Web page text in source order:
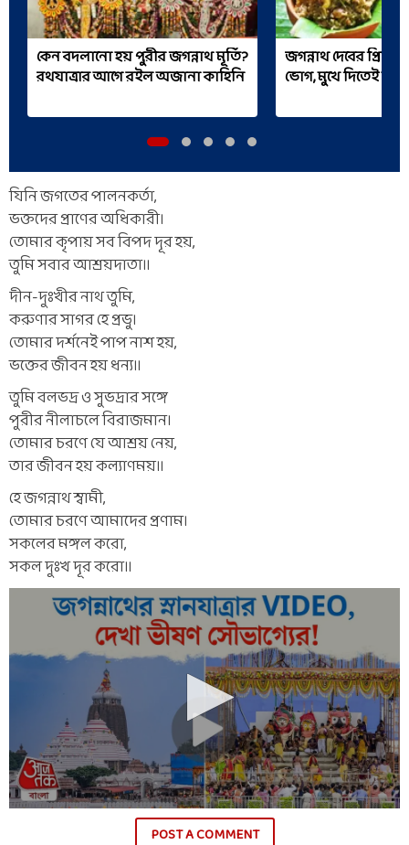
কেন বদলানো হয় পুরীর জগন্নাথ মূর্তি?
রথযাত্রার আগে রইল অজানা কাহিনি
জগন্নাথ দেবের প্রিয়
ভোগ, মুখে দিতেই
যিনি জগতের পালনকর্তা,
ভক্তদের প্রাণের অধিকারী।
তোমার কৃপায় সব বিপদ দূর হয়,
তুমি সবার আশ্রয়দাতা॥
দীন-দুঃখীর নাথ তুমি,
করুণার সাগর হে প্রভু।
তোমার দর্শনেই পাপ নাশ হয়,
ভক্তের জীবন হয় ধন্য॥
তুমি বলভদ্র ও সুভদ্রার সঙ্গে
পুরীর নীলাচলে বিরাজমান।
তোমার চরণে যে আশ্রয় নেয়,
তার জীবন হয় কল্যাণময়॥
হে জগন্নাথ স্বামী,
তোমার চরণে আমাদের প্রণাম।
সকলের মঙ্গল করো,
সকল দুঃখ দূর করো॥
POST A COMMENT